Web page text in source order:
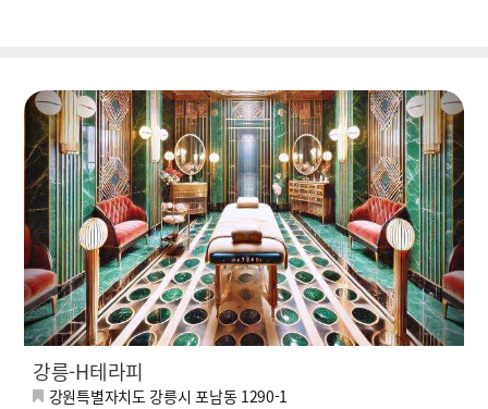
강릉-H테라피
강원특별자치도 강릉시 포남동 1290-1